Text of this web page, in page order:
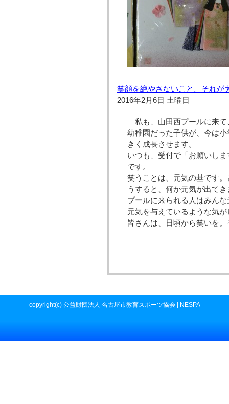
笑顔を絶やさないこと。それが
2016年2月6日 土曜日
私も、山田西プールに来
幼稚園だった子供が、今は
きく成長させます。
いつも、受付で「お願いし
です。
笑うことは、元気の基です
うすると、何か元気が出てき
プールに来られる人はみん
元気を与えているような気が
皆さんは、日頃から笑いを
copyright(c) 公益財団法人 名古屋市教育スポーツ協会 | NESPA